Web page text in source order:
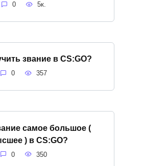
0 5к.
звание в CS:GO?
0 357
самое большое (
) в CS:GO?
0 350